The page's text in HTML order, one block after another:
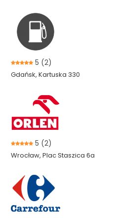
5 (2)
Gdańsk, Kartuska 330
5 (2)
Wrocław, Plac Staszica 6a